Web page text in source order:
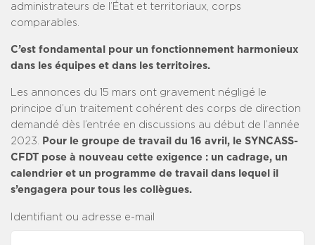
administrateurs de l’État et territoriaux, corps
comparables.
C’est fondamental pour un fonctionnement harmonieux
dans les équipes et dans les territoires.
Les annonces du 15 mars ont gravement négligé le
principe d’un traitement cohérent des corps de direction
demandé dès l’entrée en discussions au début de l’année
2023.
Pour le groupe de travail du 16 avril, le SYNCASS-
CFDT pose à nouveau cette exigence : un cadrage, un
calendrier et un programme de travail dans lequel il
s’engagera pour tous les collègues.
Identifiant ou adresse e-mail